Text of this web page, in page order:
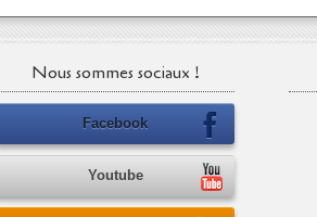
Nous sommes sociaux !
Facebook
Youtube